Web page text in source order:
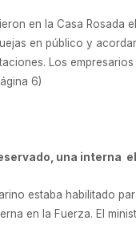
en la Casa
en público y
Los
6)
una interna
estaba habilitado
en la Fuerza. El